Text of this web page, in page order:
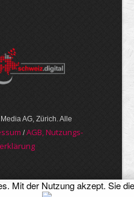
AG, Zürich. Alle
/AGB, Nut­zungs­
Mit der Nutzung akzept. Sie die